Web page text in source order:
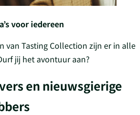
voor iedereen
van Tasting Collection zijn er in alle
jij het avontuur aan?
en nieuwsgierige